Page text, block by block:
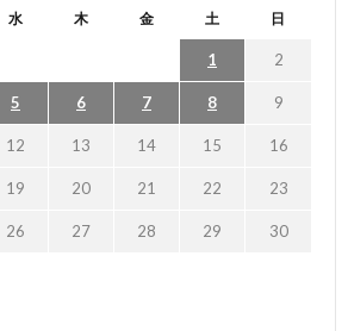
水 木 金 土 日
1 2
5 6 7 8 9
12 13 14 15 16
19 20 21 22 23
26 27 28 29 30